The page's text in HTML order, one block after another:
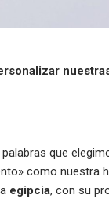
que
como nuestra
egipcia, con su